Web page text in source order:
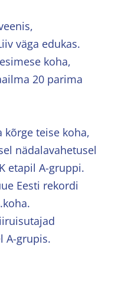
väga edukas.
koha,
20 parima
kõrge teise koha,
nädalavahetusel
etapil A-gruppi.
Eesti rekordi
A-grupis.